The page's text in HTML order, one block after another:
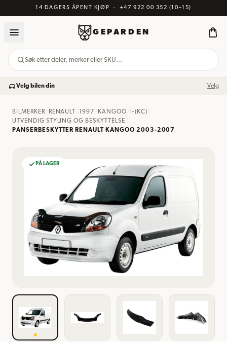
14 DAGERS ÅPENT KJØP · +47 922 00 352 (10–15)
GEPARDEN
Søk etter deler, merker eller SKU…
Velg bilen din Velg
BILMERKER/ RENAULT 1997 KANGOO I-(KC)
UTVENDIG STYLING OG BESKYTTELSE
PANSERBESKYTTER RENAULT KANGOO 2003-2007
PÅ LAGER